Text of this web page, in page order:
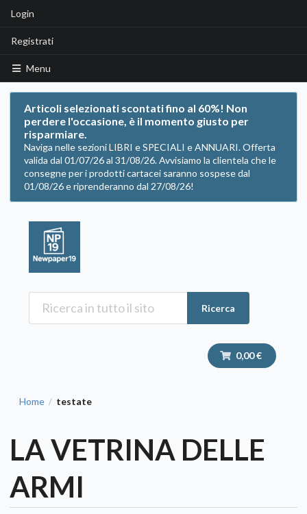
Login
Registrati
Menu
Articoli selezionati scontati fino al 60%! Non
perdere l'occasione, è il momento giusto per
risparmiare.
Naviga nelle sezioni LIBRI e SPECIALI e ANNUARI. Offerta
valida dal 01/07/26 al 31/08/26. Avvisiamo la clientela che le
consegne per i prodotti cartacei saranno sospese dal
01/08/26 e riprenderanno dal 27/08/26!
Ricerca
0,00 €
Home / testate
LA VETRINA DELLE
ARMI